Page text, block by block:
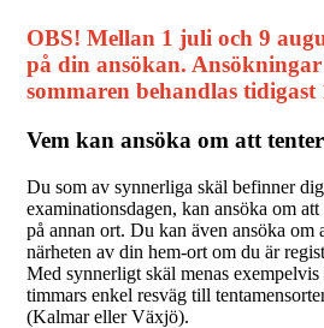
OBS! Mellan 1 juli och 9
på din ansökan.
sommaren behandlas tidigast
Vem kan ansöka om att
Du som av synnerliga skäl befinner
examinationsdagen, kan ansöka om
på annan ort. Du kan även ansöka om
närheten av din hem-ort om du är
Med synnerligt skäl menas exempelvis
timmars enkel resväg till
(Kalmar eller Växjö).